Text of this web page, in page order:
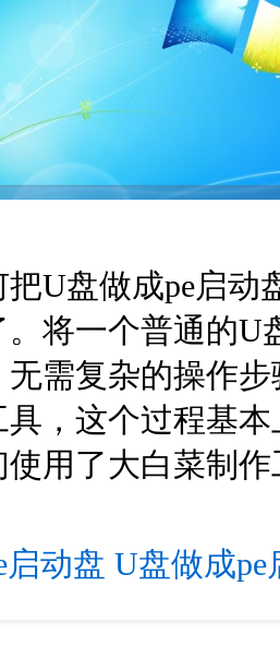
把U盘做成pe启动
。将一个普通的U
无需复杂的操作
具，这个过程基
使用了大白菜制
启动盘 U盘做成pe